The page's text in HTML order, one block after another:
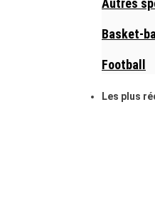
Basket-
Football
Les plus